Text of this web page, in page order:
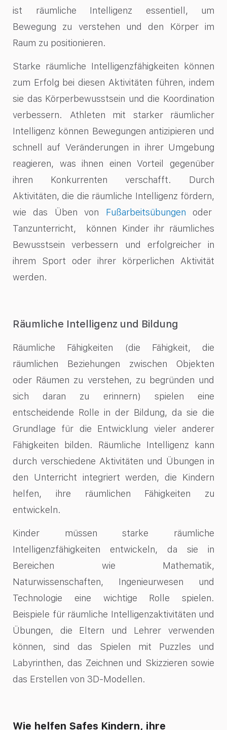
ist räumliche Intelligenz essentiell, um
Bewegung zu verstehen und den Körper im
Raum zu positionieren.
Starke räumliche Intelligenzfähigkeiten können
zum Erfolg bei diesen Aktivitäten führen, indem
sie das Körperbewusstsein und die Koordination
verbessern. Athleten mit starker räumlicher
Intelligenz können Bewegungen antizipieren und
schnell auf Veränderungen in ihrer Umgebung
reagieren, was ihnen einen Vorteil gegenüber
ihren Konkurrenten verschafft. Durch
Aktivitäten, die die räumliche Intelligenz fördern,
wie das Üben von Fußarbeitsübungen oder
Tanzunterricht, können Kinder ihr räumliches
Bewusstsein verbessern und erfolgreicher in
ihrem Sport oder ihrer körperlichen Aktivität
werden.
Räumliche Intelligenz und Bildung
Räumliche Fähigkeiten (die Fähigkeit, die
räumlichen Beziehungen zwischen Objekten
oder Räumen zu verstehen, zu begründen und
sich daran zu erinnern) spielen eine
entscheidende Rolle in der Bildung, da sie die
Grundlage für die Entwicklung vieler anderer
Fähigkeiten bilden. Räumliche Intelligenz kann
durch verschiedene Aktivitäten und Übungen in
den Unterricht integriert werden, die Kindern
helfen, ihre räumlichen Fähigkeiten zu
entwickeln.
Kinder müssen starke räumliche
Intelligenzfähigkeiten entwickeln, da sie in
Bereichen wie Mathematik,
Naturwissenschaften, Ingenieurwesen und
Technologie eine wichtige Rolle spielen.
Beispiele für räumliche Intelligenzaktivitäten und
Übungen, die Eltern und Lehrer verwenden
können, sind das Spielen mit Puzzles und
Labyrinthen, das Zeichnen und Skizzieren sowie
das Erstellen von 3D-Modellen.
Wie helfen Safes Kindern, ihre